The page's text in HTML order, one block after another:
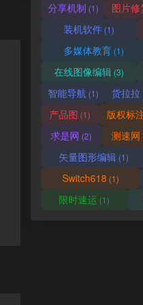
分享机制 (1) 图片修
装机软件 (1)
多媒体教育 (1)
在线图像编辑 (3)
智能导航 (1) 货拉拉
产品图 (1) 版权标
求是网 (2) 测速网
矢量图形编辑 (1)
Switch618 (1)
限时速运 (1)